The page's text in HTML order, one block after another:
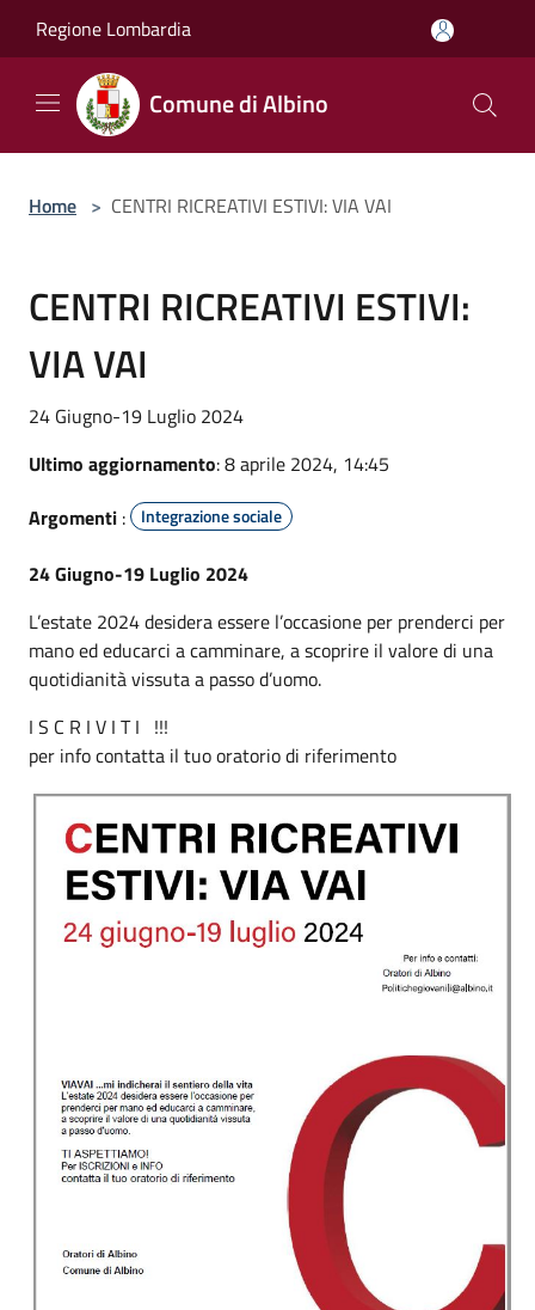
Regione Lombardia
Comune di Albino
Home > CENTRI RICREATIVI ESTIVI: VIA VAI
CENTRI RICREATIVI ESTIVI:
VIA VAI
24 Giugno-19 Luglio 2024
Ultimo aggiornamento: 8 aprile 2024, 14:45
Argomenti : Integrazione sociale
24 Giugno-19 Luglio 2024
L’estate 2024 desidera essere l’occasione per prenderci per
mano ed educarci a camminare, a scoprire il valore di una
quotidianità vissuta a passo d’uomo.
I S C R I V I T I !!!
per info contatta il tuo oratorio di riferimento